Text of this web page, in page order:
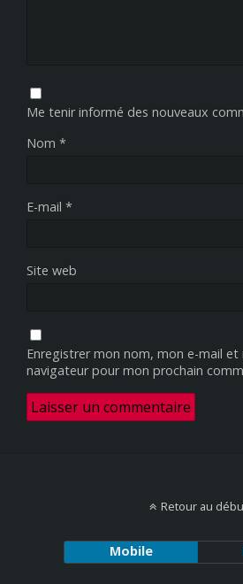
Me tenir informé des nouveaux
Nom *
E-mail *
Site web
Enregistrer mon nom, mon e-mail et
navigateur pour mon prochain
Retour au
Mobile